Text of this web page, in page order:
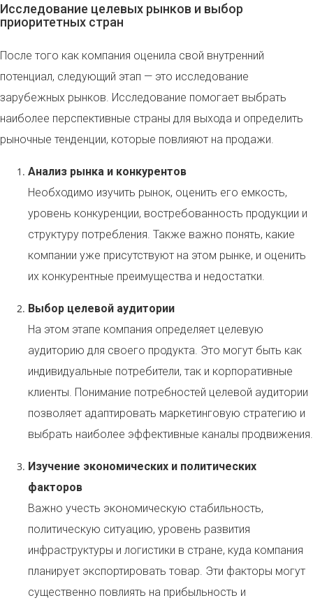
Исследование целевых рынков и выбор
приоритетных стран
После того как компания оценила свой внутренний
потенциал, следующий этап — это исследование
зарубежных рынков. Исследование помогает выбрать
наиболее перспективные страны для выхода и определить
рыночные тенденции, которые повлияют на продажи.
Анализ рынка и конкурентов
Необходимо изучить рынок, оценить его емкость,
уровень конкуренции, востребованность продукции и
структуру потребления. Также важно понять, какие
компании уже присутствуют на этом рынке, и оценить
их конкурентные преимущества и недостатки.
Выбор целевой аудитории
На этом этапе компания определяет целевую
аудиторию для своего продукта. Это могут быть как
индивидуальные потребители, так и корпоративные
клиенты. Понимание потребностей целевой аудитории
позволяет адаптировать маркетинговую стратегию и
выбрать наиболее эффективные каналы продвижения.
Изучение экономических и политических
факторов
Важно учесть экономическую стабильность,
политическую ситуацию, уровень развития
инфраструктуры и логистики в стране, куда компания
планирует экспортировать товар. Эти факторы могут
существенно повлиять на прибыльность и